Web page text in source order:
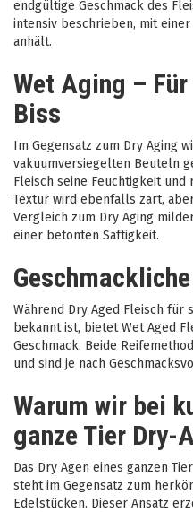
endgültige Geschmack des
intensiv beschrieben, mit
anhält.
Wet Aging –
Biss
Im Gegensatz zum Dry Aging
vakuumversiegelten Beuteln
Fleisch seine Feuchtigkeit und
Textur wird ebenfalls zart,
Vergleich zum Dry Aging
einer betonten Saftigkeit.
Während Dry Aged Fleisch für
bekannt ist, bietet Wet Aged
Geschmack. Beide
und sind je nach
Warum wir bei
ganze Tier Dry-
Das Dry Agen eines ganzen
steht im Gegensatz zum
Edelstücken. Dieser Ansatz